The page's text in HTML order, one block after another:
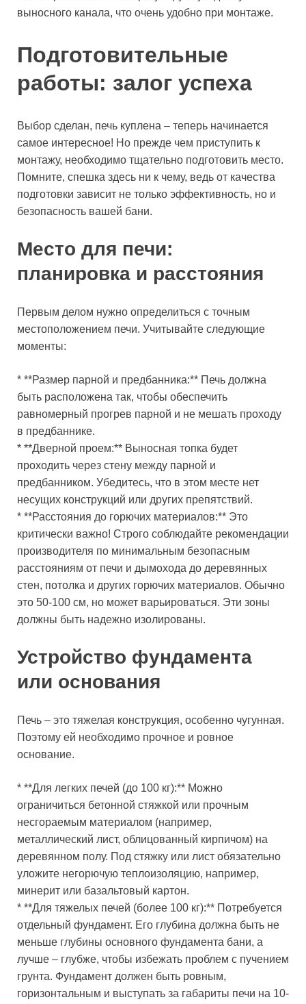
выносного канала, что очень удобно при монтаже.
Подготовительные
работы: залог успеха
Выбор сделан, печь куплена – теперь начинается
самое интересное! Но прежде чем приступить к
монтажу, необходимо тщательно подготовить место.
Помните, спешка здесь ни к чему, ведь от качества
подготовки зависит не только эффективность, но и
безопасность вашей бани.
Место для печи:
планировка и расстояния
Первым делом нужно определиться с точным
местоположением печи. Учитывайте следующие
моменты:
* **Размер парной и предбанника:** Печь должна
быть расположена так, чтобы обеспечить
равномерный прогрев парной и не мешать проходу
в предбаннике.
* **Дверной проем:** Выносная топка будет
проходить через стену между парной и
предбанником. Убедитесь, что в этом месте нет
несущих конструкций или других препятствий.
* **Расстояния до горючих материалов:** Это
критически важно! Строго соблюдайте рекомендации
производителя по минимальным безопасным
расстояниям от печи и дымохода до деревянных
стен, потолка и других горючих материалов. Обычно
это 50-100 см, но может варьироваться. Эти зоны
должны быть надежно изолированы.
Устройство фундамента
или основания
Печь – это тяжелая конструкция, особенно чугунная.
Поэтому ей необходимо прочное и ровное
основание.
* **Для легких печей (до 100 кг):** Можно
ограничиться бетонной стяжкой или прочным
несгораемым материалом (например,
металлический лист, облицованный кирпичом) на
деревянном полу. Под стяжку или лист обязательно
уложите негорючую теплоизоляцию, например,
минерит или базальтовый картон.
* **Для тяжелых печей (более 100 кг):** Потребуется
отдельный фундамент. Его глубина должна быть не
меньше глубины основного фундамента бани, а
лучше – глубже, чтобы избежать проблем с пучением
грунта. Фундамент должен быть ровным,
горизонтальным и выступать за габариты печи на 10-